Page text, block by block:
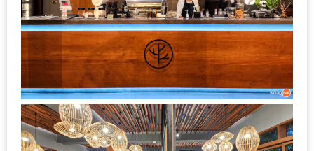
2
–
ช็อป
ฟิน
กิน
เพลิน
HFG